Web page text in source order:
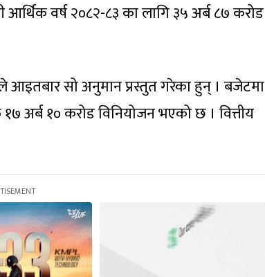
वर्ष २०८२-८३ का लागि ३५ अर्ब ८७ करोड
आइतबार सो अनुमान प्रस्तुत गरेका हुन् । बजेटमा
अर्ब १० करोड विनियोजन भएको छ । वित्तीय